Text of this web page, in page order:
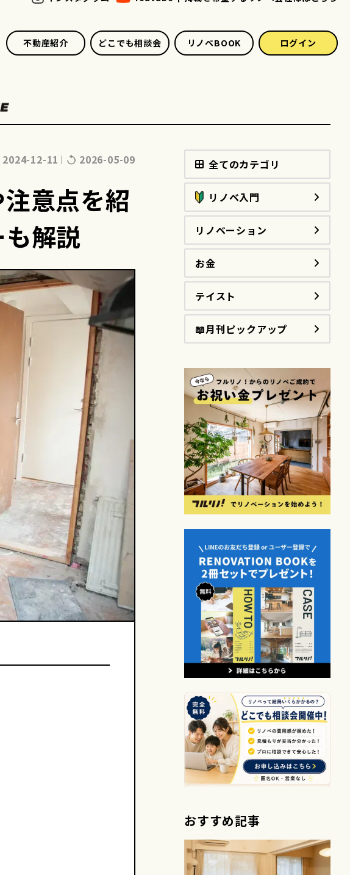
不動産紹介 どこでも相談会 リノベBOOK ログイン
2024-12-11 2026-05-09
意点を紹
解説
全てのカテゴリ
リノベ入門
リノベーション
お金
テイスト
📖月刊ピックアップ
おすすめ記事